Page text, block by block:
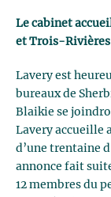
Le cabinet
et Trois-Rivières
Lavery est
bureaux de
Blaikie se
Lavery accueille
d’une trentaine
annonce fait
12 membres du